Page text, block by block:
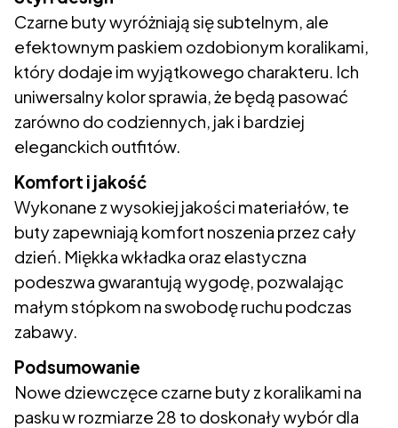
Czarne buty wyróżniają się subtelnym, ale
efektownym paskiem ozdobionym koralikami,
który dodaje im wyjątkowego charakteru. Ich
uniwersalny kolor sprawia, że będą pasować
zarówno do codziennych, jak i bardziej
eleganckich outfitów.
Komfort i jakość
Wykonane z wysokiej jakości materiałów, te
buty zapewniają komfort noszenia przez cały
dzień. Miękka wkładka oraz elastyczna
podeszwa gwarantują wygodę, pozwalając
małym stópkom na swobodę ruchu podczas
zabawy.
Podsumowanie
Nowe dziewczęce czarne buty z koralikami na
pasku w rozmiarze 28 to doskonały wybór dla